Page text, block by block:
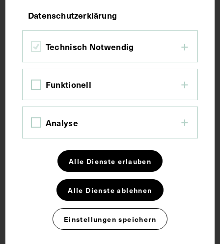
Kurzbeschreibung
Reproduktion des Kupferstiches in der Ciba-
Kupferstich
Datenschutzerklärung
Technisch Notwendig
Funktionell
Analyse
Alle Dienste erlauben
Alle Dienste ablehnen
Einstellungen speichern